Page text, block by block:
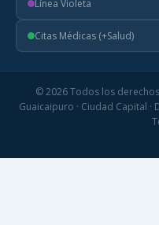
Línea Violeta
Citas Médicas (+Salud)
© 2026 Todos los
Guaicaipuro · Ciudad Capital